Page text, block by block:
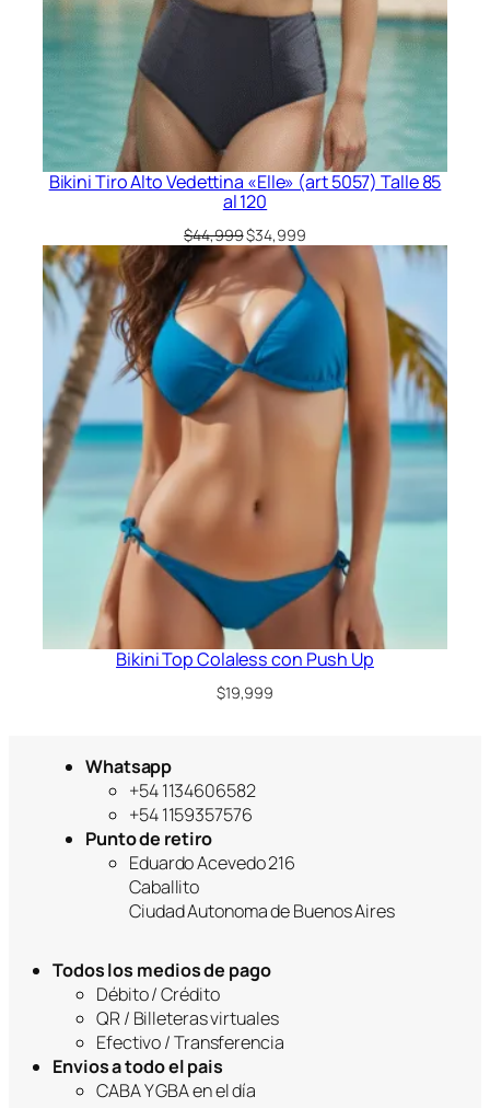
Bikini Tiro Alto Vedettina «Elle» (art 5057) Talle 85
al 120
$44,999El
precio
era:
$44,999.
$34,999El
actual
es:
$34,999.
Bikini Top Colaless con Push Up
$19,999
Whatsapp
+54 1134606582
+54 1159357576
Punto de retiro
Eduardo Acevedo 216
Caballito
Ciudad Autonoma de Buenos Aires
Todos los medios de pago
Débito / Crédito
QR / Billeteras virtuales
Efectivo / Transferencia
Envios a todo el pais
CABA Y GBA en el día